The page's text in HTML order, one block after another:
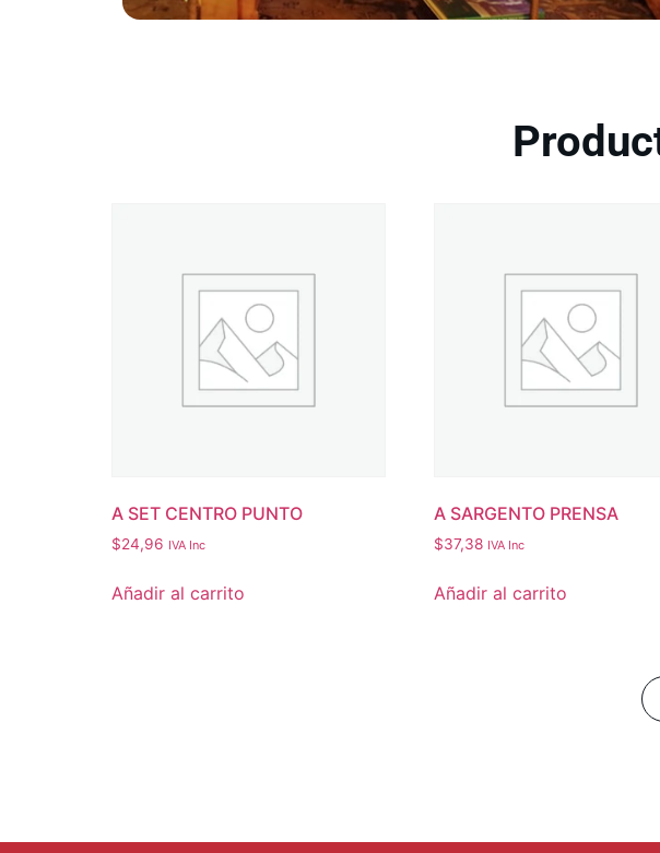
A SET CENTRO PUNTO
$24,96 IVA Inc
Añadir al carrito
A SARGENTO PRENSA
$37,38 IVA Inc
Añadir al carrito